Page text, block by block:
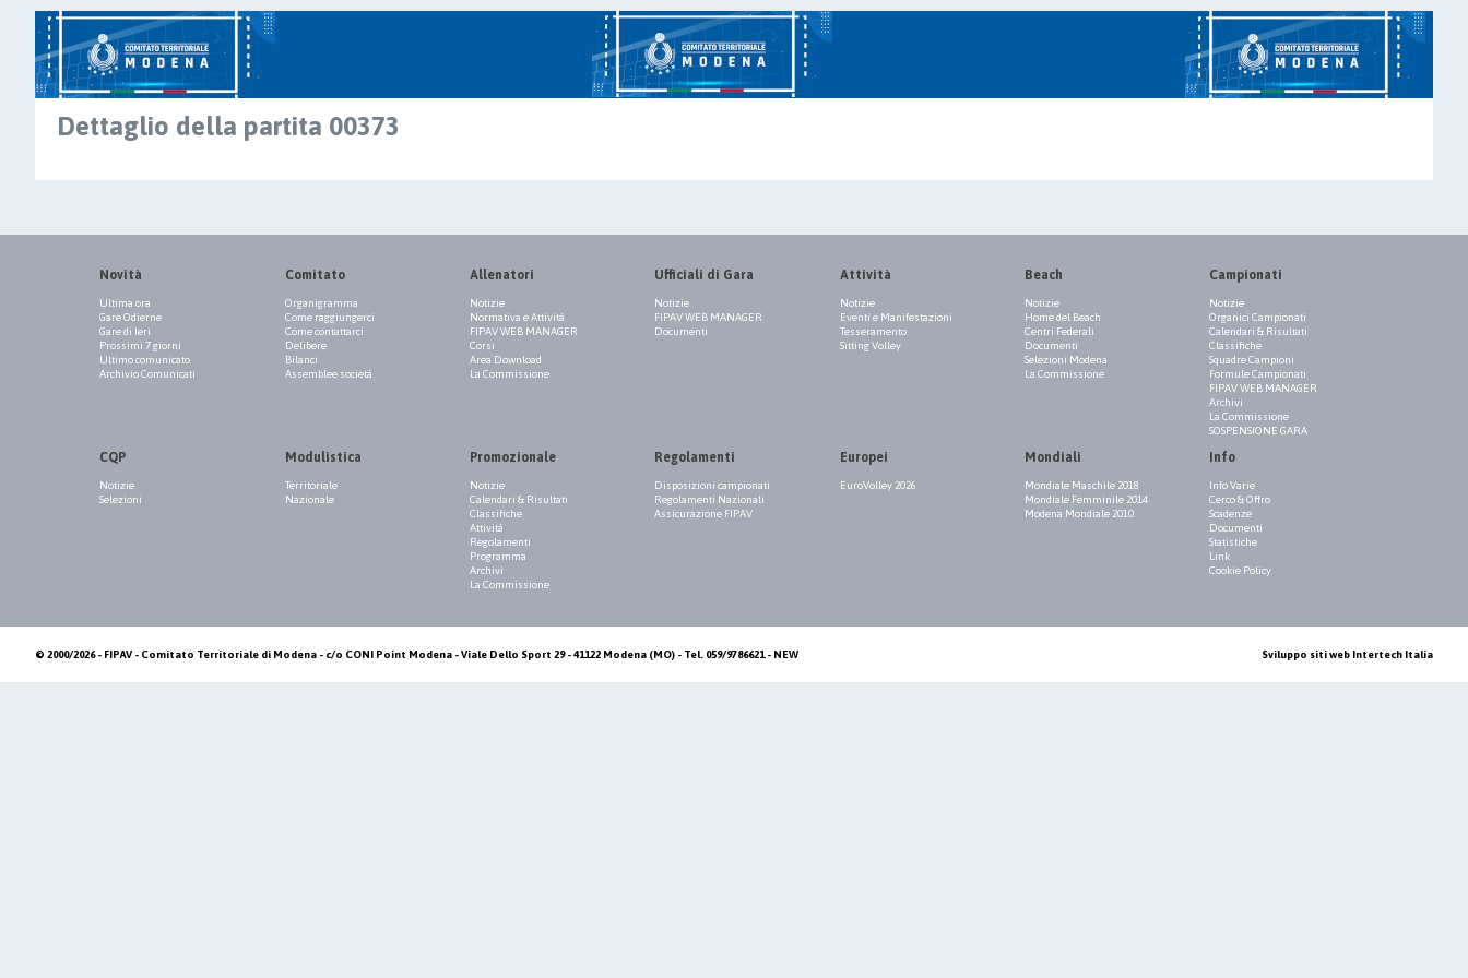
Dettaglio della partita 00373
Novità
Ultima ora
Gare Odierne
Gare di Ieri
Prossimi 7 giorni
Ultimo comunicato
Archivio Comunicati
Comitato
Organigramma
Come raggiungerci
Come contattarci
Delibere
Bilanci
Assemblee società
Allenatori
Notizie
Normativa e Attività
FIPAV WEB MANAGER
Corsi
Area Download
La Commissione
Ufficiali di Gara
Notizie
FIPAV WEB MANAGER
Documenti
Attività
Notizie
Eventi e Manifestazioni
Tesseramento
Sitting Volley
Beach
Notizie
Home del Beach
Centri Federali
Documenti
Selezioni Modena
La Commissione
Campionati
Notizie
Organici Campionati
Calendari & Risultati
Classifiche
Squadre Campioni
Formule Campionati
FIPAV WEB MANAGER
Archivi
La Commissione
SOSPENSIONE GARA
CQP
Notizie
Selezioni
Modulistica
Territoriale
Nazionale
Promozionale
Notizie
Calendari & Risultati
Classifiche
Attività
Regolamenti
Programma
Archivi
La Commissione
Regolamenti
Disposizioni campionati
Regolamenti Nazionali
Assicurazione FIPAV
Europei
EuroVolley 2026
Mondiali
Mondiale Maschile 2018
Mondiale Femminile 2014
Modena Mondiale 2010
Info
Info Varie
Cerco & Offro
Scadenze
Documenti
Statistiche
Link
Cookie Policy
© 2000/2026 - FIPAV - Comitato Territoriale di Modena - c/o CONI Point Modena - Viale Dello Sport 29 - 41122 Modena (MO) - Tel. 059/9786621 - NEW Sviluppo siti web Intertech Italia